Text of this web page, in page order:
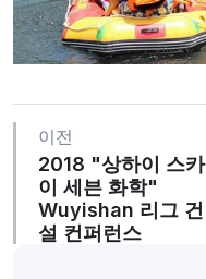
이전
2018 "상하이 스카
이 세븐 화학"
Wuyishan 리그 건
설 컨퍼런스